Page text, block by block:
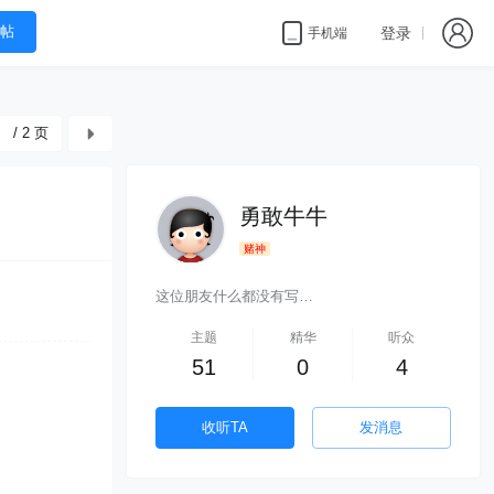
手机端 登录
/ 2 页
勇敢牛牛
赌神
这位朋友什么都没有写…
主题
51
精华
0
听众
4
收听TA 发消息